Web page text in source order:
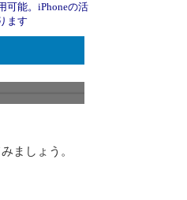
可能。iPhoneの活
ます
ましょう。